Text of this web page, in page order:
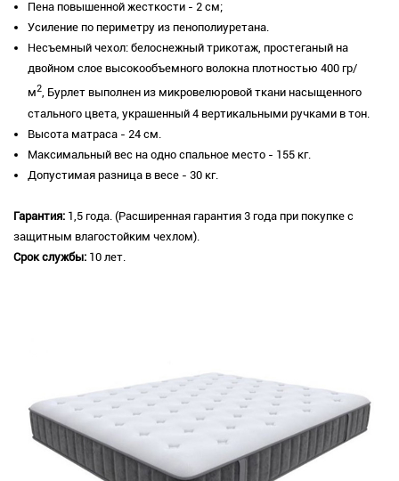
Пена повышенной жесткости - 2 см;
Усиление по периметру из пенополиуретана.
Несъемный чехол: белоснежный трикотаж, простеганый на
двойном слое высокообъемного волокна плотностью 400 гр/
м2, Бурлет выполнен из микровелюровой ткани насыщенного
стального цвета, украшенный 4 вертикальными ручками в тон.
Высота матраса - 24 см.
Максимальный вес на одно спальное место - 155 кг.
Допустимая разница в весе - 30 кг.
Гарантия: 1,5 года. (Расширенная гарантия 3 года при покупке с
защитным влагостойким чехлом).
Срок службы: 10 лет.